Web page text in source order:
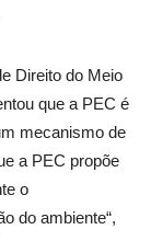
Direito do Meio
que a PEC é
mecanismo de
a PEC propõe
o
do ambiente“,